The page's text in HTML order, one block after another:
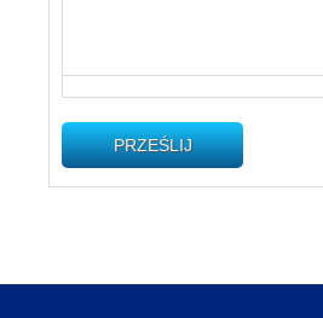
PRZEŚLIJ